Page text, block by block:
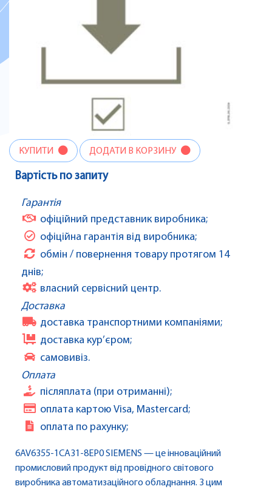
КУПИТИ ДОДАТИ В КОРЗИНУ
Вартість по запиту
Гарантія
офіційний представник виробника;
офіційна гарантія від виробника;
обмін / повернення товару протягом 14
днів;
власний сервісний центр.
Доставка
доставка транспортними компаніями;
доставка кур’єром;
самовивіз.
Оплата
післяплата (при отриманні);
оплата картою Visa, Mastercard;
оплата по рахунку;
6AV6355-1CA31-8EP0 SIEMENS — це інноваційний
промисловий продукт від провідного світового
виробника автоматизаційного обладнання. З цим